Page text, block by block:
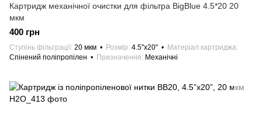
Картридж механічної очистки для фільтра BigBlue 4.5*20 20
мкм
400 грн
Ступінь фільтрації 20 мкм Розмір 4.5"х20"
Матеріал картриджа
Спінений поліпропілен
Призначення Механічні